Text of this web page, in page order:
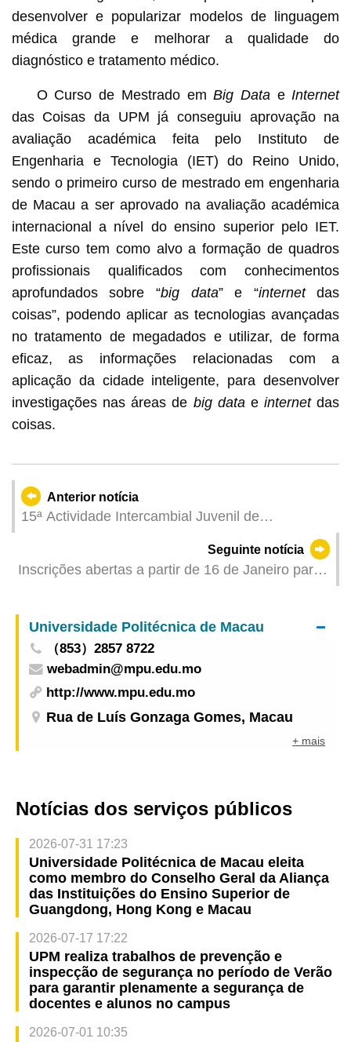
desenvolver e popularizar modelos de linguagem
médica grande e melhorar a qualidade do
diagnóstico e tratamento médico.
O Curso de Mestrado emBig Data e Internet
das Coisas da UPM já conseguiu aprovação na
avaliação académica feita pelo Instituto de
Engenharia e Tecnologia (IET) do Reino Unido,
sendo o primeiro curso de mestrado em engenharia
de Macau a ser aprovado na avaliação académica
internacional a nível do ensino superior pelo IET.
Este curso tem como alvo a formação de quadros
profissionais qualificados com conhecimentos
aprofundados sobre “big data” e “internetdas
coisas”, podendo aplicar as tecnologias avançadas
no tratamento de megadados e utilizar, de forma
eficaz, as informações relacionadas com a
aplicação da cidade inteligente, para desenvolver
investigações nas áreas de big data einternetdas
coisas.
Anterior notícia
15ª Actividade Intercambial Juvenil de
Seguinte notícia
Inscrições abertas a partir de 16 de Janeiro para
lançado em conjunto pela DSAL e pela empresa
de lazer
Universidade Politécnica de Macau
（853）2857 8722
webadmin@mpu.edu.mo
http://www.mpu.edu.mo
Rua de Luís Gonzaga Gomes, Macau
+ mais
Notícias dos serviços públicos
2026-07-31 17:23
Universidade Politécnica de Macau eleita
como membro do Conselho Geral da Aliança
das Instituições do Ensino Superior de
Guangdong, Hong Kong e Macau
2026-07-17 17:22
UPM realiza trabalhos de prevenção e
inspecção de segurança no período de Verão
para garantir plenamente a segurança de
docentes e alunos no campus
2026-07-01 10:35